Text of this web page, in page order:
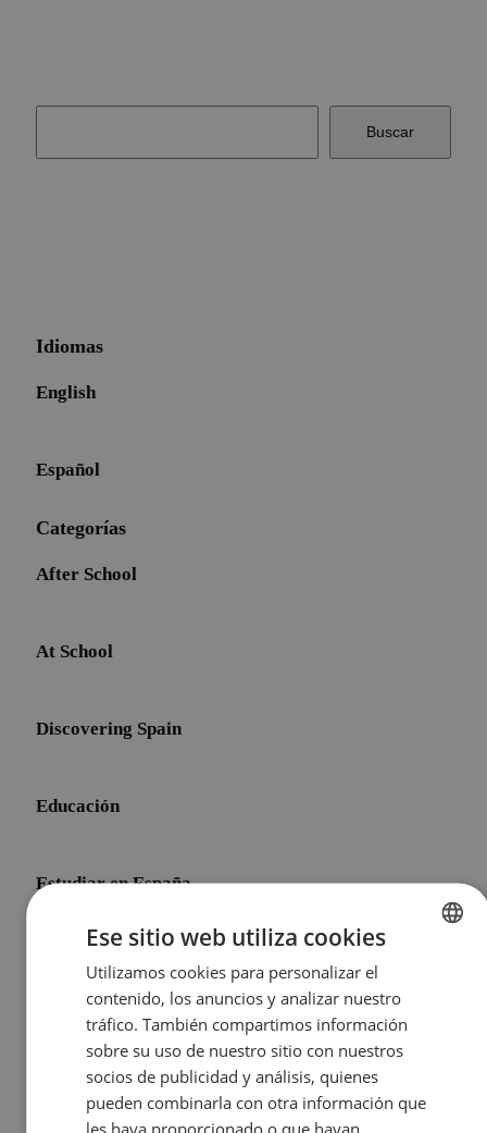
Buscar
Idiomas
English
Español
Categorías
After School
At School
Discovering Spain
Educación
Estudiar en España
Initial Shock
Other Topics
SPANISH
Ese sitio web utiliza cookies
Utilizamos cookies para personalizar el
contenido, los anuncios y analizar nuestro
tráfico. También compartimos información
sobre su uso de nuestro sitio con nuestros
socios de publicidad y análisis, quienes
pueden combinarla con otra información que
les haya proporcionado o que hayan